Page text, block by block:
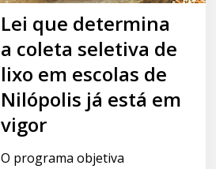
Lei que determina
a coleta seletiva de
lixo em escolas de
Nilópolis já está em
vigor
O programa objetiva